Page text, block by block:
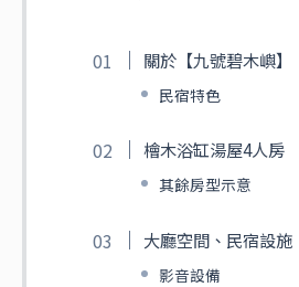
關於【九號碧木嶼】
民宿特色
檜木浴缸湯屋4人房
其餘房型示意
大廳空間、民宿設施
影音設備